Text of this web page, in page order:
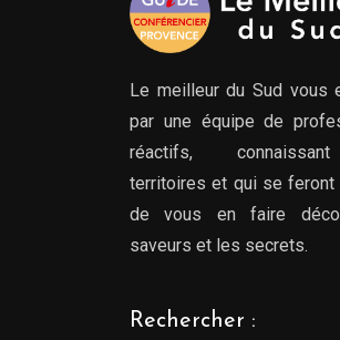
Le meilleur du Sud vous
par une équipe de
réactifs,
territoires et qui se feront
de vous en faire
saveurs et les secrets.
Rechercher :